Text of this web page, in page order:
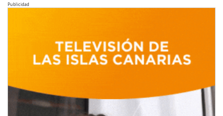
Publicidad